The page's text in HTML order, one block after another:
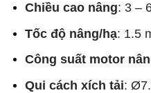
Chiều cao nâng: 3 –
Tốc độ nâng/hạ: 1.5
Công suất motor
Qui cách xích tải: